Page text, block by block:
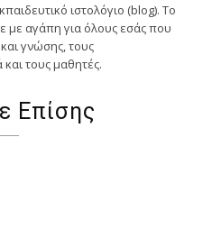
ιστολόγιο (blog). Tο
με αγάπη για όλους εσάς που
γνώσης, τους
και τους μαθητές.
Επίσης